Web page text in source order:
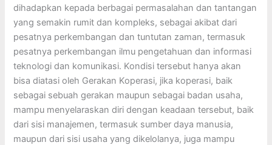
dihadapkan kepada berbagai permasalahan dan tantangan
yang semakin rumit dan kompleks, sebagai akibat dari
pesatnya perkembangan dan tuntutan zaman, termasuk
pesatnya perkembangan ilmu pengetahuan dan informasi
teknologi dan komunikasi. Kondisi tersebut hanya akan
bisa diatasi oleh Gerakan Koperasi, jika koperasi, baik
sebagai sebuah gerakan maupun sebagai badan usaha,
mampu menyelaraskan diri dengan keadaan tersebut, baik
dari sisi manajemen, termasuk sumber daya manusia,
maupun dari sisi usaha yang dikelolanya, juga mampu